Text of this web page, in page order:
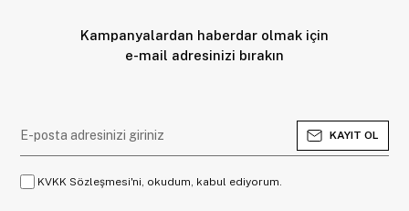
Kampanyalardan haberdar olmak için
e-mail adresinizi bırakın
KAYIT OL
KVKK Sözleşmesi'ni, okudum, kabul ediyorum.